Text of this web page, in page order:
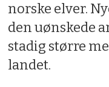
norske elver.
den uønskede
stadig større
landet.